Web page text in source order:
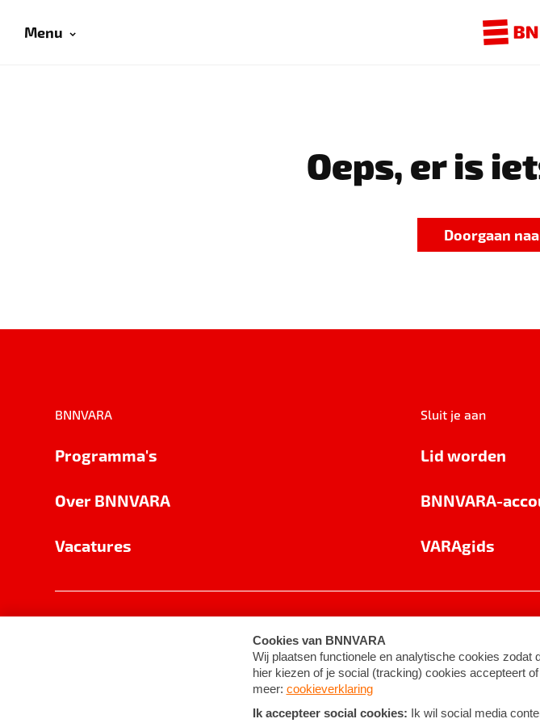
Menu
Oeps, er is
Doorgaan
BNNVARA
Programma's
Over BNNVARA
Vacatures
Sluit je aan
Lid worden
BNNVARA-
VARAgids
Cookie-instellingen Algemene voorwaarden ©2026